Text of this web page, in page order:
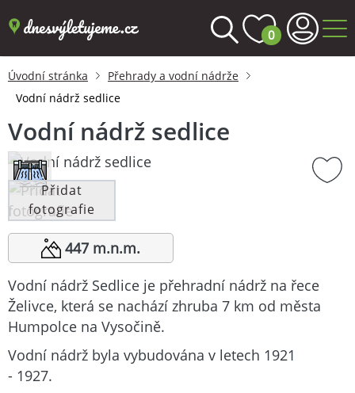
0
Úvodní stránka
Přehrady a vodní nádrže
Vodní nádrž sedlice
Vodní nádrž sedlice
Přidat
fotografie
447 m.n.m.
Vodní nádrž Sedlice je přehradní nádrž na řece
Želivce, která se nachází zhruba 7 km od města
Humpolce na Vysočině.
Vodní nádrž byla vybudována v letech 1921
- 1927.